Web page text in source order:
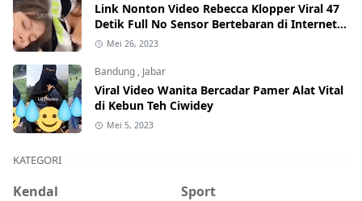
Link Nonton Video Rebecca Klopper Viral 47
Detik Full No Sensor Bertebaran di Internet,
Hati-Hati Phising!
Mei 26, 2023
Bandung , Jabar
Viral Video Wanita Bercadar Pamer Alat Vital
di Kebun Teh Ciwidey
Mei 5, 2023
KATEGORI
Kendal
Sport